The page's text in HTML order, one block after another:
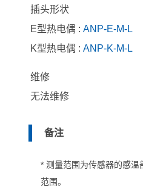
插头形状
E型热电偶 : ANP-E-M-L
K型热电偶 : ANP-K-M-L
维修
无法维修
备注
* 测量范围为传感器的感温
范围。